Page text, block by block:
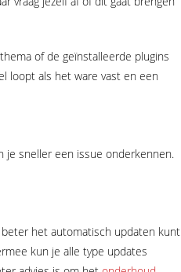
of de geïnstalleerde plugins
loopt als het ware vast en een
je sneller een issue onderkennen.
het automatisch updaten kunt
kun je alle type updates